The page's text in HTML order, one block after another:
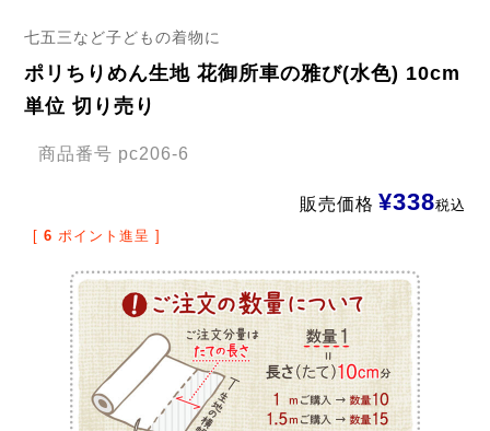
七五三など子どもの着物に
ポリちりめん生地 花御所車の雅び(水色) 10cm
単位 切り売り
商品番号 pc206-6
販売価格 ¥338税込
[ 6 ポイント進呈 ]